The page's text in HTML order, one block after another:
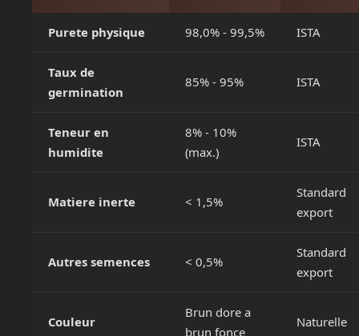
Purete physique 98,0% - 99,5% ISTA
Taux de
germination
85% - 95% ISTA
Teneur en
humidite
8% - 10%
(max.)
ISTA
Matiere inerte < 1,5%
Standard
export
Autres semences < 0,5%
Standard
export
Couleur
Brun dore a
brun fonce
Naturelle